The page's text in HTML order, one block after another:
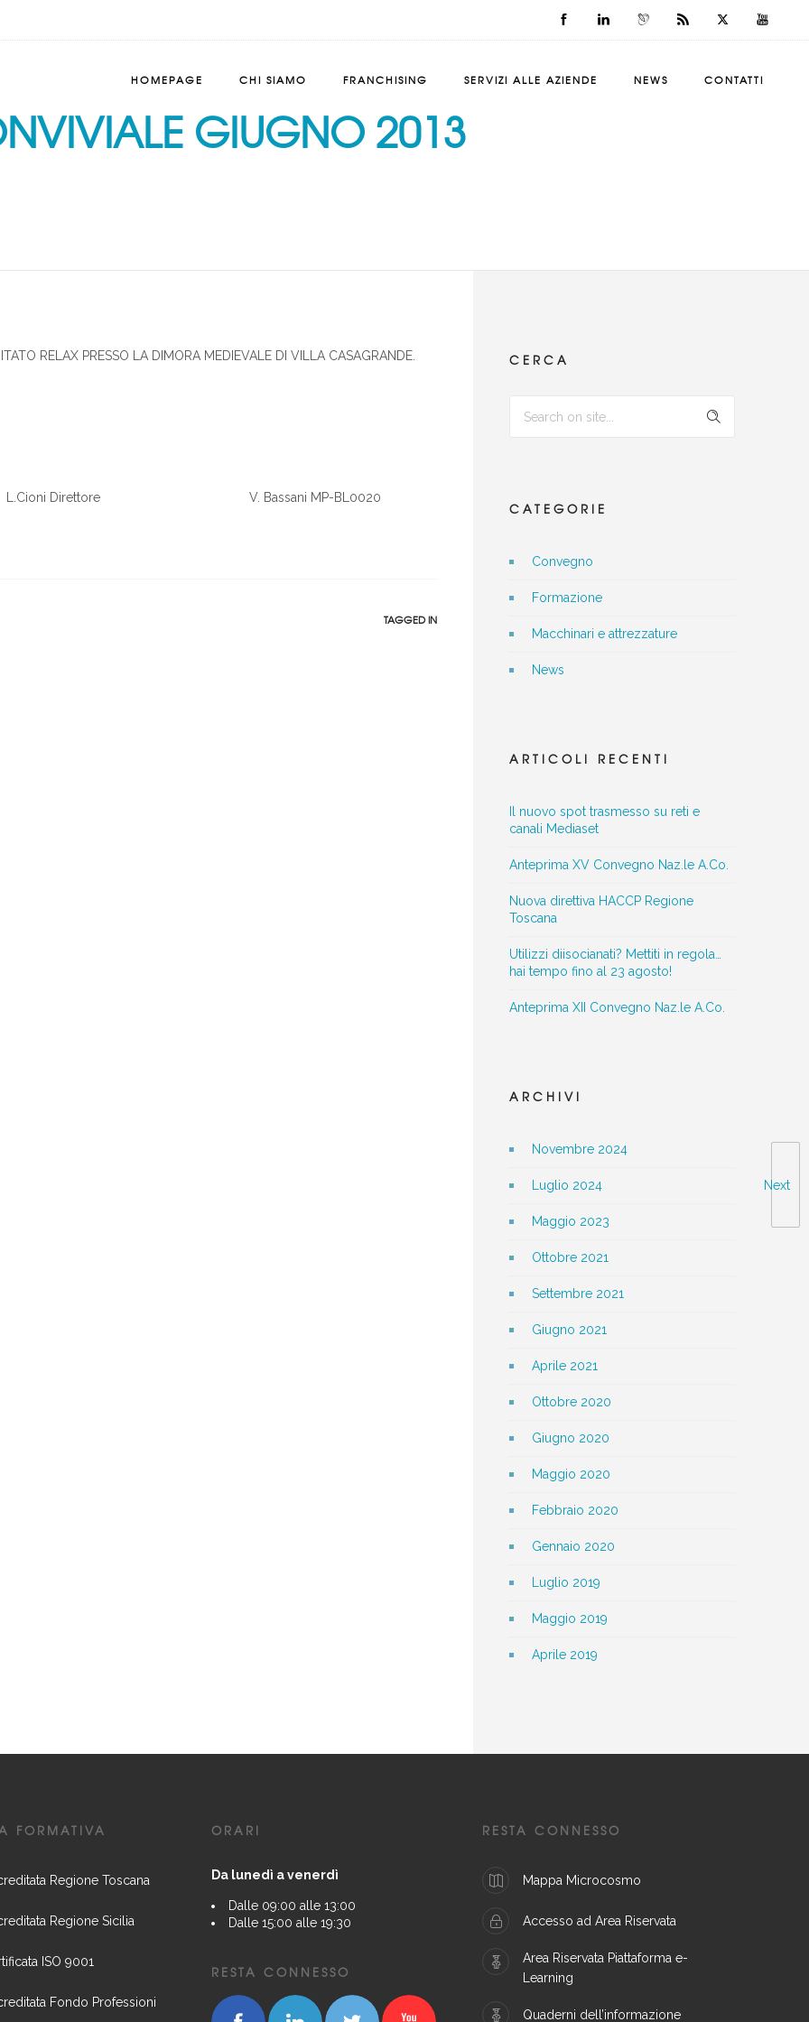
HOMEPAGE CHI SIAMO FRANCHISING SERVIZI ALLE AZIENDE NEWS CONTATTI
GIUGNO 2013
Next
RELAX PRESSO LA DIMORA MEDIEVALE DI VILLA CASAGRANDE.
L.Cioni Direttore V. Bassani MP-BL0020
TAGGED IN
CERCA
CATEGORIE
Convegno
Formazione
Macchinari e attrezzature
News
ARTICOLI RECENTI
Il nuovo spot trasmesso su reti e
canali Mediaset
Anteprima XV Convegno Naz.le A.Co.
Nuova direttiva HACCP Regione
Toscana
Utilizzi diisocianati? Mettiti in regola…
hai tempo fino al 23 agosto!
Anteprima XII Convegno Naz.le A.Co.
ARCHIVI
Novembre 2024
Luglio 2024
Maggio 2023
Ottobre 2021
Settembre 2021
Giugno 2021
Aprile 2021
Ottobre 2020
Giugno 2020
Maggio 2020
Febbraio 2020
Gennaio 2020
Luglio 2019
Maggio 2019
Aprile 2019
FORMATIVA
Regione Toscana
Regione Sicilia
ISO 9001
Fondo Professioni
ORARI
Da lunedì a venerdì
Dalle 09:00 alle 13:00
Dalle 15:00 alle 19:30
RESTA CONNESSO
RESTA CONNESSO
Mappa Microcosmo
Accesso ad Area Riservata
Area Riservata Piattaforma e-
Learning
Quaderni dell’informazione